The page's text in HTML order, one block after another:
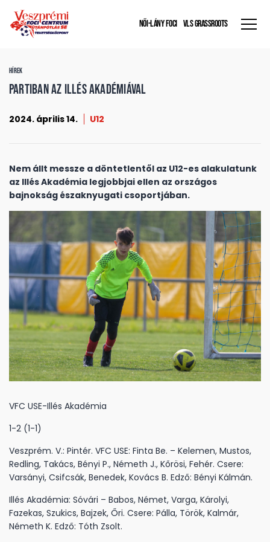
NŐI-LÁNY FOCI VLS GRASSROOTS
HÍREK
Partiban az Illés Akadémiával
2024. április 14. U12
Nem állt messze a döntetlentől az U12-es alakulatunk
az Illés Akadémia legjobbjai ellen az országos
bajnokság északnyugati csoportjában.
VFC USE-Illés Akadémia
1-2 (1-1)
Veszprém. V.: Pintér. VFC USE: Finta Be. – Kelemen, Mustos,
Redling, Takács, Bényi P., Németh J., Kőrösi, Fehér. Csere:
Varsányi, Csifcsák, Benedek, Kovács B. Edző: Bényi Kálmán.
Illés Akadémia: Sóvári – Babos, Német, Varga, Károlyi,
Fazekas, Szukics, Bajzek, Őri. Csere: Pálla, Török, Kalmár,
Németh K. Edző: Tóth Zsolt.